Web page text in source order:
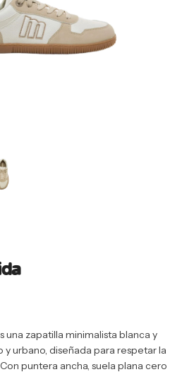
una zapatilla minimalista blanca y
urbano, diseñada para respetar la
puntera ancha, suela plana cero